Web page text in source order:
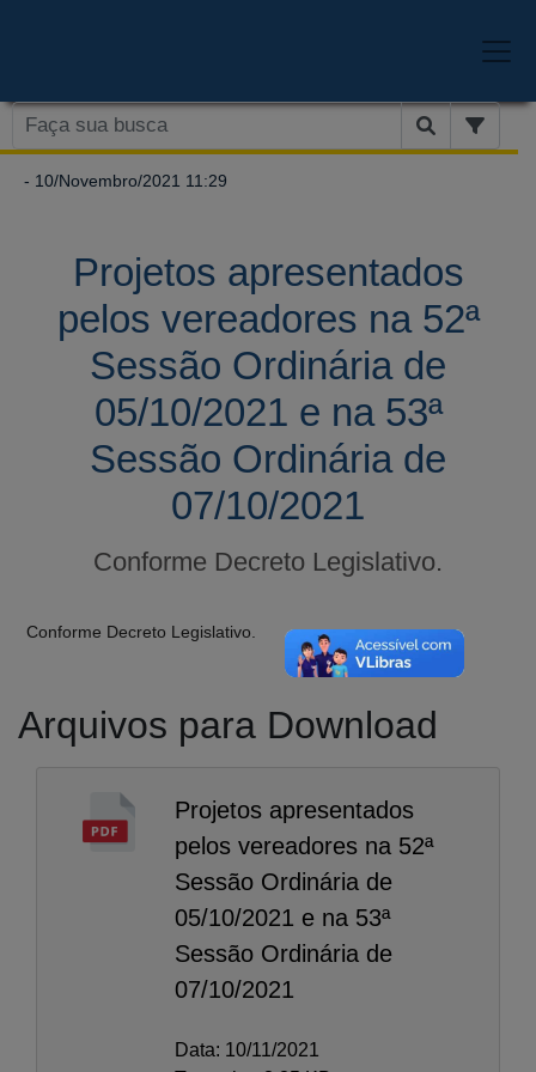
- 10/Novembro/2021 11:29
Projetos apresentados
pelos vereadores na 52ª
Sessão Ordinária de
05/10/2021 e na 53ª
Sessão Ordinária de
07/10/2021
Conforme Decreto Legislativo.
Conforme Decreto Legislativo.
Arquivos para Download
Projetos apresentados
pelos vereadores na 52ª
Sessão Ordinária de
05/10/2021 e na 53ª
Sessão Ordinária de
07/10/2021
Data: 10/11/2021